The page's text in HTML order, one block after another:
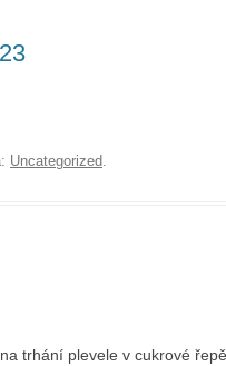
Uncategorized.
trhání plevele v cukrové